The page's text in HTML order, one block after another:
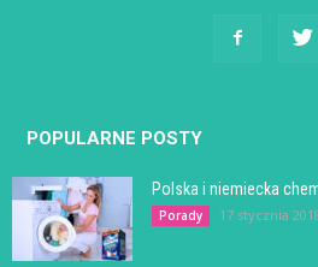
POPULARNE POSTY
Polska i niemiecka
Porady 17 stycznia